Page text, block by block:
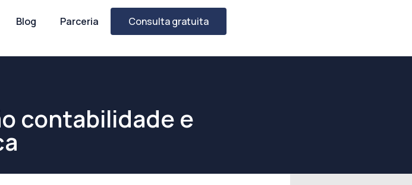
Blog Parceria Consulta gratuita
contabilidade e